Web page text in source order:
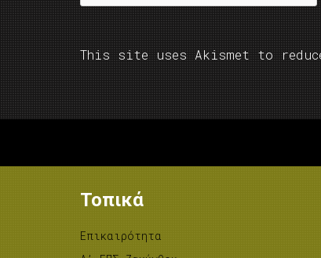
This site uses Akismet to
Τοπικά
Επικαιρότητα